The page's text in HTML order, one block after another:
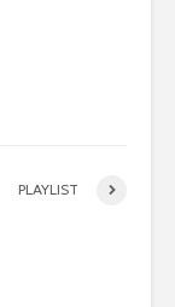
PLAYLIST